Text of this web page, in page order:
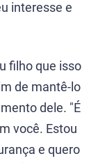
interesse e
filho que isso
de mantê-lo
dele. "É
você. Estou
e quero